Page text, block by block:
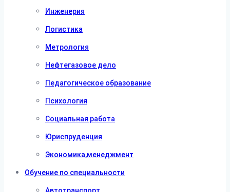
Инженерия
Логистика
Метрология
Нефтегазовое дело
Педагогическое образование
Психология
Социальная работа
Юриспруденция
Экономика,менеджмент
Обучение по специальности